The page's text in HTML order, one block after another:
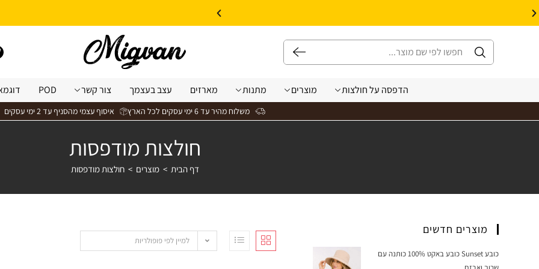
הדפסה על חולצות מוצרים מתנות מארזים עצב בעצמך צור קשר POD
משלוח מהיר עד 6 ימי עסקים לכל הארץ איסוף עצמי מהסניף עד 2 ימי עסקים
חולצות מודפסות
דף הבית > מוצרים > חולצות מודפסות
למיין לפי פופולריות
מוצרים חדשים
כובע Sunset כובע באקט 100% כותנה עם